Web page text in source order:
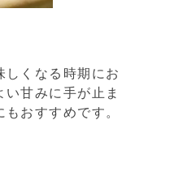
しくなる時期にお
甘みに手が止ま
おすすめです。